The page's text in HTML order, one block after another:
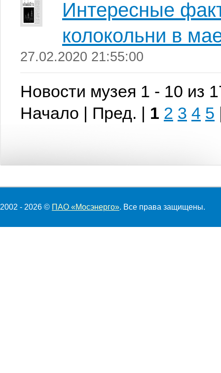
Интересные
колокольни в
27.02.2020 21:55:00
Новости музея 1 - 10 из
Начало | Пред. | 1 2 3 4 5
2002 - 2026 © ПАО «Мосэнерго». Все права защищены.